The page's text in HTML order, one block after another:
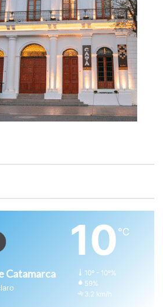
Catamarca
10 ℃
10º - 10º%
59%
3.2 km/h